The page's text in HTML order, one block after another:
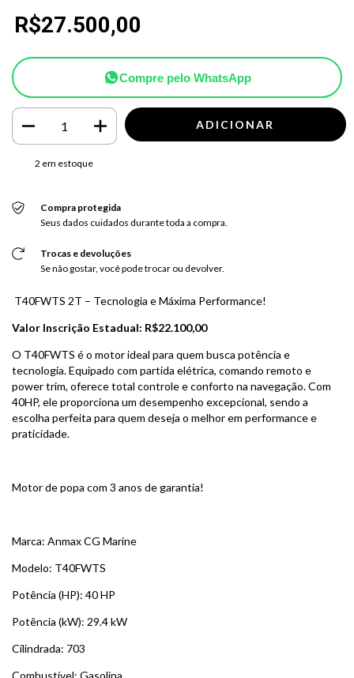
R$27.500,00
Compre pelo WhatsApp
2 em estoque
Compra protegida
Seus dados cuidados durante toda a compra.
Trocas e devoluções
Se não gostar, você pode trocar ou devolver.
T40FWTS 2T – Tecnologia e Máxima Performance!
Valor Inscrição Estadual: R$22.100,00
O T40FWTS é o motor ideal para quem busca potência e
tecnologia. Equipado com partida elétrica, comando remoto e
power trim, oferece total controle e conforto na navegação. Com
40HP, ele proporciona um desempenho excepcional, sendo a
escolha perfeita para quem deseja o melhor em performance e
praticidade.
Motor de popa com 3 anos de garantia!
Marca: Anmax CG Marine
Modelo: T40FWTS
Potência (HP): 40 HP
Potência (kW): 29.4 kW
Cilindrada: 703